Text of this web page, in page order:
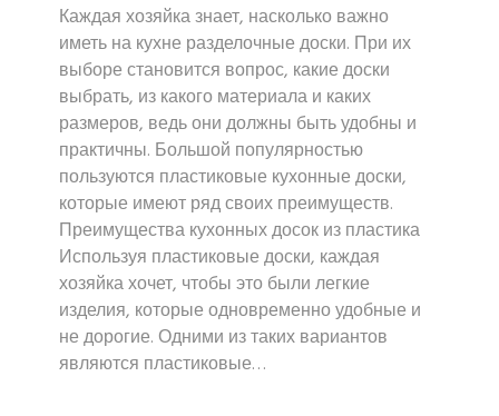
Каждая хозяйка знает, насколько важно
иметь на кухне разделочные доски. При их
выборе становится вопрос, какие доски
выбрать, из какого материала и каких
размеров, ведь они должны быть удобны и
практичны. Большой популярностью
пользуются пластиковые кухонные доски,
которые имеют ряд своих преимуществ.
Преимущества кухонных досок из пластика
Используя пластиковые доски, каждая
хозяйка хочет, чтобы это были легкие
изделия, которые одновременно удобные и
не дорогие. Одними из таких вариантов
являются пластиковые…